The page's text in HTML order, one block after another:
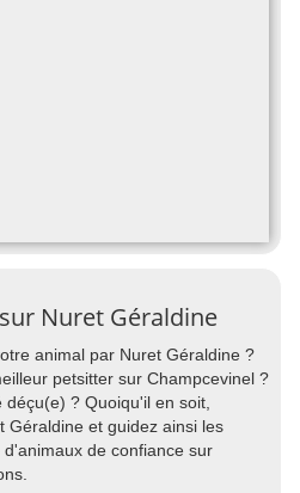
Nuret Géraldine
animal par Nuret Géraldine ?
petsitter sur Champcevinel ?
? Quoiqu'il en soit,
Géraldine et guidez ainsi les
de confiance sur